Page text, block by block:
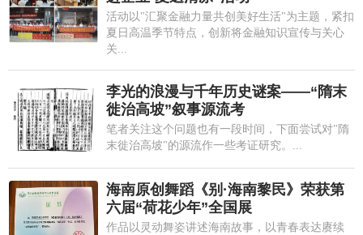
活动以"汇聚金融力量共创美好生活"为主题，紧扣
夏日高温季节特点，创新将金融知识宣传与关心
关...
李光的浪漫与千年历史谜案——“隋末
徙治高坡”叙事源流考
笔者关注这个问题也有一段时间，下面尝试对"隋
末徙治高坡"的源流作一些考证研究。...
海南原创舞蹈《别·海南黎民》荣获第
六届“荷花少年”全国展
作品以灵动舞姿讲述海南故事，以青春表达赓续